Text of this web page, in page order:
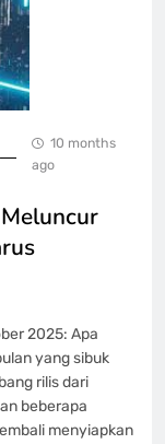
10 months
ago
2025: Apa
yang sibuk
rilis dari
beberapa
menyiapkan